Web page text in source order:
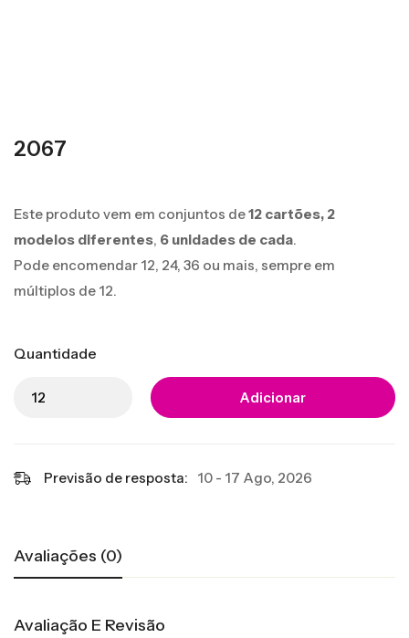
2067
Este produto vem em conjuntos de12 cartões, 2
modelos diferentes, 6 unidades de cada.
Pode encomendar 12, 24, 36 ou mais, sempre em
múltiplos de 12.
Quantidade
Adicionar
Previsão de resposta: 10 - 17 Ago, 2026
Avaliações (0)
Avaliação E Revisão